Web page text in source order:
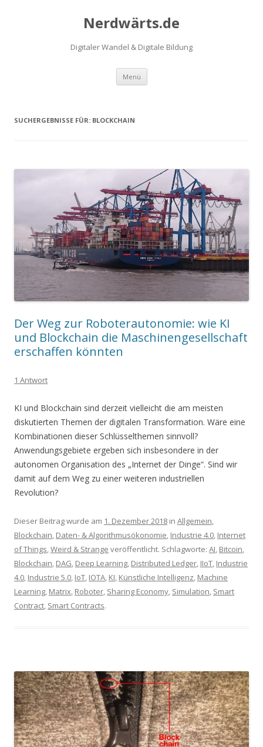
Nerdwärts.de
Digitaler Wandel & Digitale Bildung
Menü Zum Inhalt springen
SUCHERGEBNISSE FÜR: BLOCKCHAIN
Der Weg zur Roboterautonomie: wie KI
und Blockchain die Maschinengesellschaft
erschaffen könnten
1 Antwort
KI und Blockchain sind derzeit vielleicht die am meisten
diskutierten Themen der digitalen Transformation. Wäre eine
Kombinationen dieser Schlüsselthemen sinnvoll?
Anwendungsgebiete ergeben sich insbesondere in der
autonomen Organisation des „Internet der Dinge“. Sind wir
damit auf dem Weg zu einer weiteren industriellen
Revolution?
Dieser Beitrag wurde am 1. Dezember 2018 in Allgemein,
Blockchain, Daten- & Algorithmusökonomie, Industrie 4.0, Internet
of Things,Weird & Strange veröffentlicht. Schlagworte: AI, Bitcoin,
Blockchain, DAG, Deep Learning, Distributed Ledger, IIoT, Industrie
4.0, Industrie 5.0, IoT, IOTA, KI, Künstliche Intelligenz, Machine
Learning, Matrix, Roboter, Sharing Economy, Simulation, Smart
Contract, Smart Contracts.